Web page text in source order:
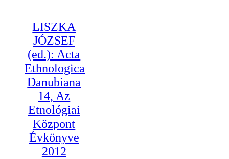
LISZKA
JÓZSEF
(ed.): Acta
Ethnologica
Danubiana
14, Az
Etnológiai
Központ
Évkönyve
2012